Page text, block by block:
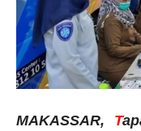
MAKASSAR, T